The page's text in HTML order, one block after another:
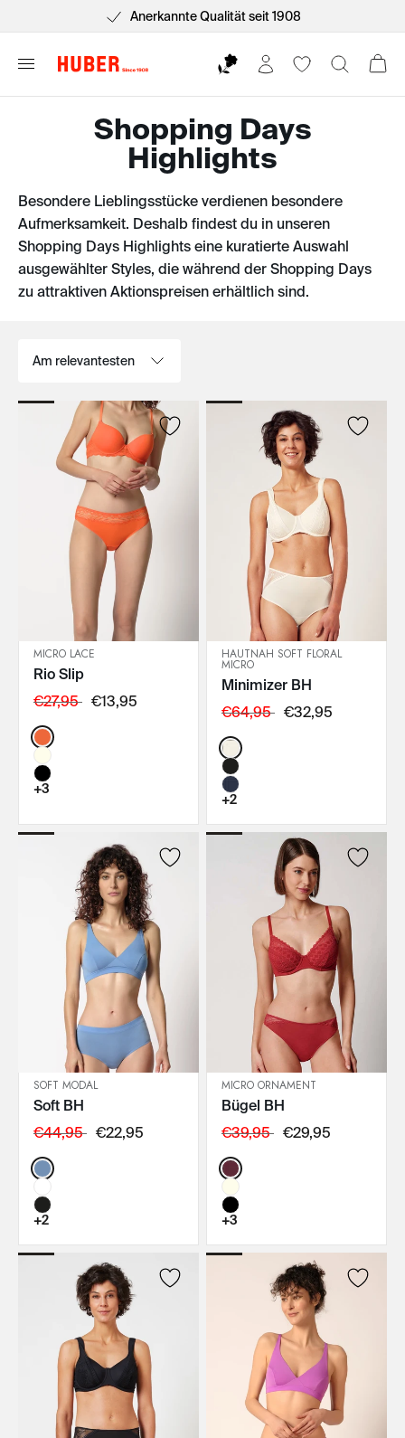
Anerkannte Qualität seit 1908
Shopping Days
Highlights
Besondere Lieblingsstücke verdienen besondere
Aufmerksamkeit. Deshalb findest du in unseren
Shopping Days Highlights eine kuratierte Auswahl
ausgewählter Styles, die während der Shopping Days
zu attraktiven Aktionspreisen erhältlich sind.
IN DEN WARENKORB
MICRO LACE
Rio Slip
€27,95 €13,95
Color:
+3
HAUTNAH SOFT FLORAL
MICRO
Minimizer BH
€64,95 €32,95
Color:
+2
IN DEN WARENKORB
SOFT MODAL
Soft BH
€44,95 €22,95
Color:
+2
IN DEN WARENKORB
MICRO ORNAMENT
Bügel BH
€39,95 €29,95
Color:
+3